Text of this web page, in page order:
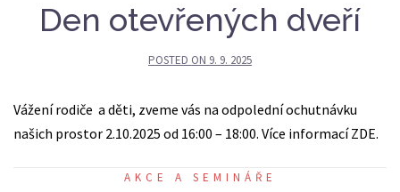
Den otevřených dveří
POSTED ON 9. 9. 2025
Vážení rodiče a děti, zveme vás na odpolední ochutnávku
našich prostor 2.10.2025 od 16:00 – 18:00. Více informací ZDE.
AKCE A SEMINÁŘE